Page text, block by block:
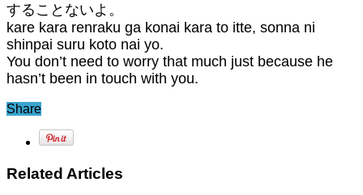
することないよ。
kare kara renraku ga konai kara to itte, sonna ni
shinpai suru koto nai yo.
You don’t need to worry that much just because he
hasn’t been in touch with you.
Share
Related Articles